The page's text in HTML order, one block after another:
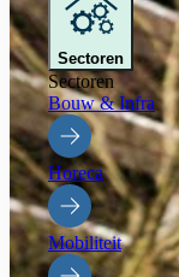
Sectoren
Sectoren
Bouw & Infra
Horeca
Mobiliteit